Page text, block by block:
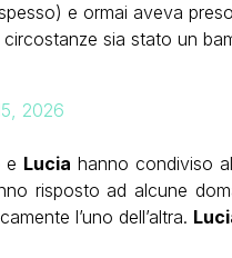
e ormai aveva
sia stato un
2026
e Lucia hanno condiviso
risposto ad alcune
l’uno dell’altra.